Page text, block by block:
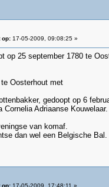
op:17-05-2009, 09:08:25 »
op 25 september 1780 te
Oosterhout met
gedoopt op 6
Adriaanse Kouwelaar.
van komaf.
dan wel een Belgische Bal.
op:17-05-2009, 17:48:11 »